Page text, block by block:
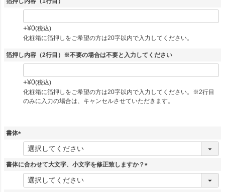
+¥0 税込
化粧箱に箔押しをご希望の方は20字以内で入力してください。
箔押し内容（2行目）※不要の場合は不要と入力してください
+¥0 税込
化粧箱に箔押しをご希望の方は20字以内で入力してください。※2行目
のみに入力の場合は、キャンセルさせていただきます。
書体
須
書体に合わせて大文字、小文字を修正致しますか？
(